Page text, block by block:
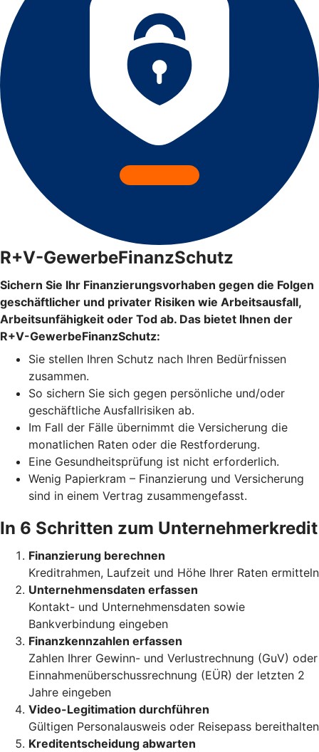
R+V-GewerbeFinanzSchutz
Sichern Sie Ihr Finanzierungsvorhaben gegen die Folgen
geschäftlicher und privater Risiken wie Arbeitsausfall,
Arbeitsunfähigkeit oder Tod ab. Das bietet Ihnen der
R+V-GewerbeFinanzSchutz:
Sie stellen Ihren Schutz nach Ihren Bedürfnissen
zusammen.
So sichern Sie sich gegen persönliche und/oder
geschäftliche Ausfallrisiken ab.
Im Fall der Fälle übernimmt die Versicherung die
monatlichen Raten oder die Restforderung.
Eine Gesundheitsprüfung ist nicht erforderlich.
Wenig Papierkram – Finanzierung und Versicherung
sind in einem Vertrag zusammengefasst.
In 6 Schritten zum Unternehmerkredit
Finanzierung berechnen
Kreditrahmen, Laufzeit und Höhe Ihrer Raten ermitteln
Unternehmensdaten erfassen
Kontakt- und Unternehmensdaten sowie
Bankverbindung eingeben
Finanzkennzahlen erfassen
Zahlen Ihrer Gewinn- und Verlustrechnung (GuV) oder
Einnahmenüberschussrechnung (EÜR) der letzten 2
Jahre eingeben
Video-Legitimation durchführen
Gültigen Personalausweis oder Reisepass bereithalten
Kreditentscheidung abwarten